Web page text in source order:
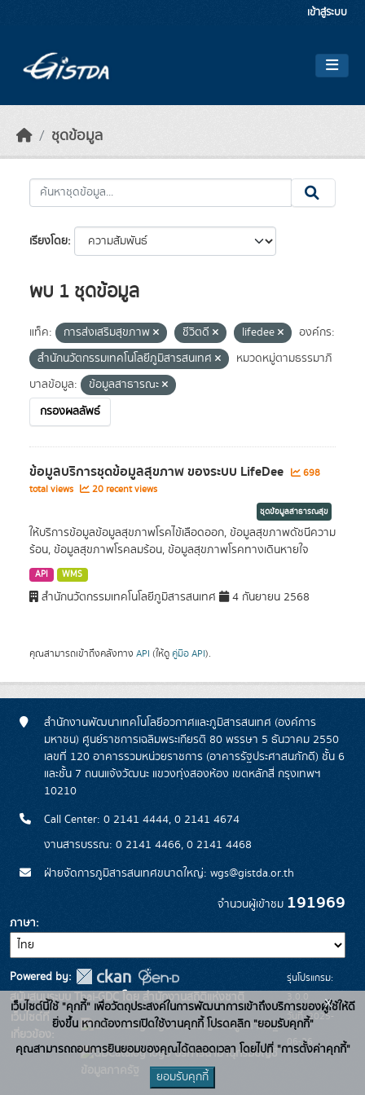
เข้าสู่ระบบ
ชุดข้อมูล
เรียงโดย
พบ 1 ชุดข้อมูล
แท็ค: การส่งเสริมสุขภาพ ชีวิตดี lifedee
องค์กร:
สำนักนวัตกรรมเทคโนโลยีภูมิสารสนเทศ
หมวดหมู่ตามธรรมาภิ
บาลข้อมูล:
ข้อมูลสาธารณะ
กรองผลลัพธ์
ข้อมูลบริการชุดข้อมูลสุขภาพ ของระบบ LifeDee
698
total views
20 recent views
ชุดข้อมูลสาธารณสุข
ให้บริการข้อมูลข้อมูลสุขภาพโรคไข้เลือดออก, ข้อมูลสุขภาพดัชนีความ
ร้อน, ข้อมูลสุขภาพโรคลมร้อน, ข้อมูลสุขภาพโรคทางเดินหายใจ
API WMS
สำนักนวัตกรรมเทคโนโลยีภูมิสารสนเทศ 4 กันยายน 2568
คุณสามารถเข้าถึงคลังทาง API (ให้ดู คู่มือ API).
สำนักงานพัฒนาเทคโนโลยีอวกาศและภูมิสารสนเทศ (องค์การ
มหาชน) ศูนย์ราชการเฉลิมพระเกียรติ 80 พรรษา 5 ธันวาคม 2550
เลขที่ 120 อาคารรวมหน่วยราชการ (อาคารรัฐประศาสนภักดี) ชั้น 6
และชั้น 7 ถนนแจ้งวัฒนะ แขวงทุ่งสองห้อง เขตหลักสี่ กรุงเทพฯ
10210
Call Center: 0 2141 4444, 0 2141 4674
งานสารบรรณ: 0 2141 4466, 0 2141 4468
ฝ่ายจัดการภูมิสารสนเทศขนาดใหญ่: wgs@gistda.or.th
จำนวนผู้เข้าชม 191969
ภาษา
Powered by:
สนับสนุนระบบ Thai-GDC โดย สำนักงานสถิติแห่งชาติ
เว็บไซต์ที่
เกี่ยวข้อง:
ระบบบัญชีข้อมูลภาครัฐ
บริการนามานุกรมบัญชี
รุ่นโปรแกรม:
3.0.0
วันที่: 2025-
06-26
เว็บไซต์นี้ใช้ "คุกกี้" เพื่อวัตถุประสงค์ในการพัฒนาการเข้าถึงบริการของผู้ใช้ให้ดี
ยิ่งขึ้น หากต้องการเปิดใช้งานคุกกี้ โปรดคลิก "ยอมรับคุกกี้"
คุณสามารถถอนการยินยอมของคุณได้ตลอดเวลา โดยไปที่ "การตั้งค่าคุกกี้"
ยอมรับคุกกี้
x